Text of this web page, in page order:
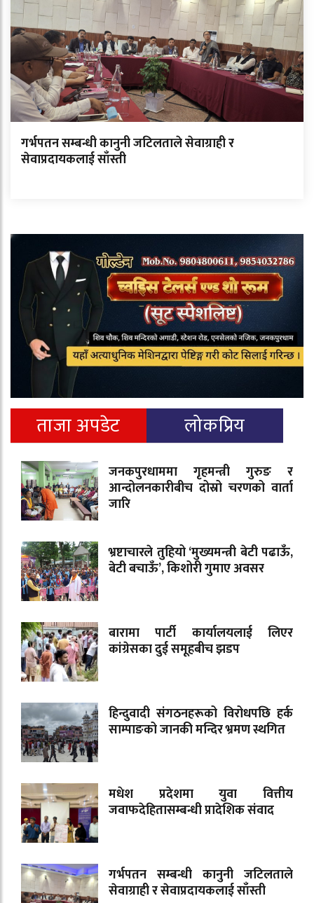
गर्भपतन सम्बन्धी कानुनी जटिलताले सेवाग्राही र
सेवाप्रदायकलाई साँस्ती
ताजा अपडेट लोकप्रिय
जनकपुरधाममा गृहमन्त्री गुरुङ र
आन्दोलनकारीबीच दोस्रो चरणको वार्ता
जारि
भ्रष्टाचारले तुहियो ‘मुख्यमन्त्री बेटी पढाऊँ,
बेटी बचाऊँ’, किशोरी गुमाए अवसर
बारामा पार्टी कार्यालयलाई लिएर
कांग्रेसका दुई समूहबीच झडप
हिन्दुवादी संगठनहरूको विरोधपछि हर्क
साम्पाङको जानकी मन्दिर भ्रमण स्थगित
मधेश प्रदेशमा युवा वित्तीय
जवाफदेहितासम्बन्धी प्रादेशिक संवाद
गर्भपतन सम्बन्धी कानुनी जटिलताले
सेवाग्राही र सेवाप्रदायकलाई साँस्ती